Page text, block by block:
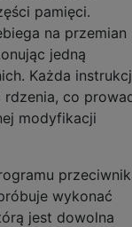
pamięci.
na przemian
jedną
Każda
co
modyfikacji
wykonać
jest dowolna